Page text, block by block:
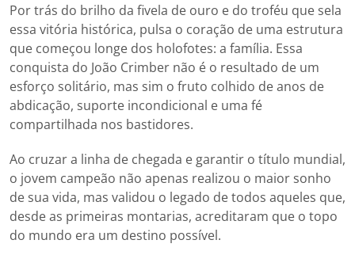
​Por trás do brilho da fivela de ouro e do troféu que sela
essa vitória histórica, pulsa o coração de uma estrutura
que começou longe dos holofotes: a família. Essa
conquista do João Crimber não é o resultado de um
esforço solitário, mas sim o fruto colhido de anos de
abdicação, suporte incondicional e uma fé
compartilhada nos bastidores.
Ao cruzar a linha de chegada e garantir o título mundial,
o jovem campeão não apenas realizou o maior sonho
de sua vida, mas validou o legado de todos aqueles que,
desde as primeiras montarias, acreditaram que o topo
do mundo era um destino possível.